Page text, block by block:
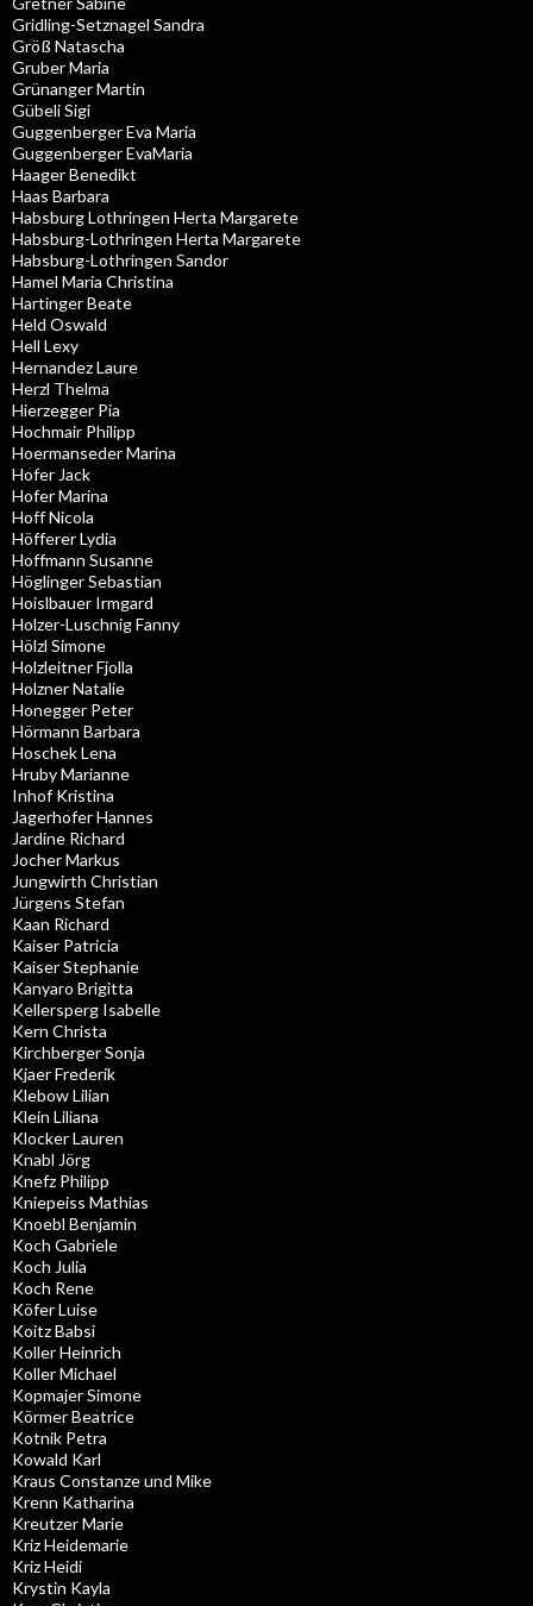
Gridling-Setznagel Sandra
Größ Natascha
Gruber Maria
Grünanger Martin
Gübeli Sigi
Guggenberger Eva Maria
Guggenberger EvaMaria
Haager Benedikt
Haas Barbara
Habsburg Lothringen Herta Margarete
Habsburg-Lothringen Herta Margarete
Habsburg-Lothringen Sandor
Hamel Maria Christina
Hartinger Beate
Held Oswald
Hell Lexy
Hernandez Laure
Herzl Thelma
Hierzegger Pia
Hochmair Philipp
Hoermanseder Marina
Hofer Jack
Hofer Marina
Hoff Nicola
Höfferer Lydia
Hoffmann Susanne
Höglinger Sebastian
Hoislbauer Irmgard
Holzer-Luschnig Fanny
Hölzl Simone
Holzleitner Fjolla
Holzner Natalie
Honegger Peter
Hörmann Barbara
Hoschek Lena
Hruby Marianne
Inhof Kristina
Jagerhofer Hannes
Jardine Richard
Jocher Markus
Jungwirth Christian
Jürgens Stefan
Kaan Richard
Kaiser Patricia
Kaiser Stephanie
Kanyaro Brigitta
Kellersperg Isabelle
Kern Christa
Kirchberger Sonja
Kjaer Frederik
Klebow Lilian
Klein Liliana
Klocker Lauren
Knabl Jörg
Knefz Philipp
Kniepeiss Mathias
Knoebl Benjamin
Koch Gabriele
Koch Julia
Koch Rene
Köfer Luise
Koitz Babsi
Koller Heinrich
Koller Michael
Kopmajer Simone
Körmer Beatrice
Kotnik Petra
Kowald Karl
Kraus Constanze und Mike
Krenn Katharina
Kreutzer Marie
Kriz Heidemarie
Kriz Heidi
Krystin Kayla